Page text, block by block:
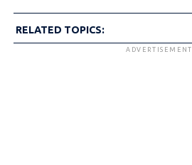
RELATED TOPICS:
ADVERTISEMENT